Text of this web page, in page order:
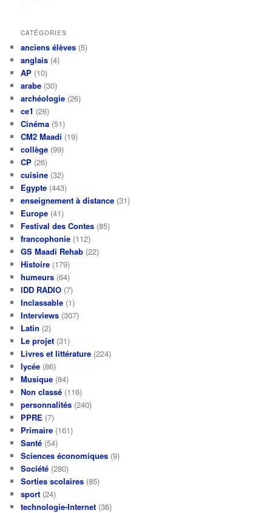
CATÉGORIES
anciens élèves (5)
anglais (4)
AP (10)
arabe (30)
archéologie (26)
ce1 (26)
Cinéma (51)
CM2 Maadi (19)
collège (99)
CP (26)
cuisine (32)
Egypte (443)
enseignement à distance (31)
Europe (41)
Festival des Contes (85)
francophonie (112)
GS Maadi Rehab (22)
Histoire (179)
humeurs (64)
IDD RADIO (7)
Inclassable (1)
Interviews (307)
Latin (2)
Le projet (31)
Livres et littérature (224)
lycée (86)
Musique (84)
Non classé (116)
personnalités (240)
PPRE (7)
Primaire (161)
Santé (54)
Sciences économiques (9)
Société (280)
Sorties scolaires (85)
sport (24)
technologie-Internet (36)